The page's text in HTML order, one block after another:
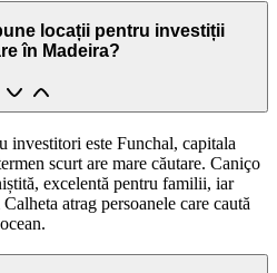
locații pentru investiții
în Madeira?
investitori este Funchal, capitala
scurt are mare căutare. Caniço
excelentă pentru familii, iar
atrag persoanele care caută